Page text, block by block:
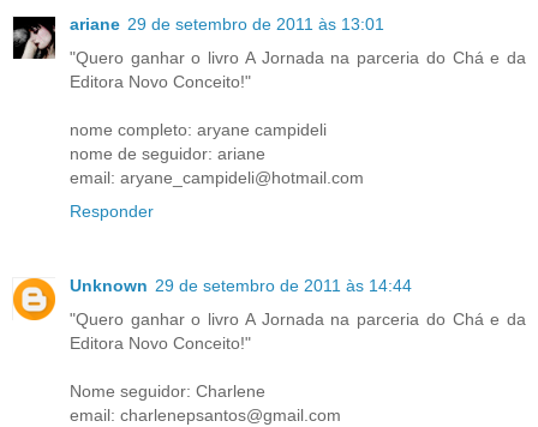
ariane 29 de setembro de 2011 às 13:01
"Quero ganhar o livro A Jornada na parceria do Chá e da
Editora Novo Conceito!"
nome completo: aryane campideli
nome de seguidor: ariane
email: aryane_campideli@hotmail.com
Responder
Unknown 29 de setembro de 2011 às 14:44
"Quero ganhar o livro A Jornada na parceria do Chá e da
Editora Novo Conceito!"
Nome seguidor: Charlene
email: charlenepsantos@gmail.com